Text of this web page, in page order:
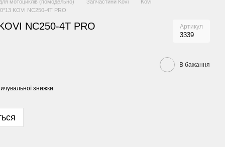
мотоциклів (помодельно) Запчастини Kovi
Kovi
KOVI NC250-4T PRO
NC250-4T PRO Артикул
3339
В бажання
знижки